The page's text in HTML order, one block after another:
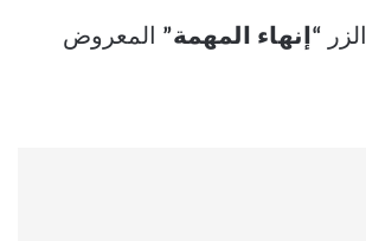
“إنهاء المهمة” المعروض